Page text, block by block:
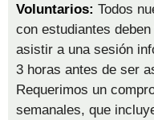
Voluntarios: Todos
con estudiantes
asistir a una sesión
3 horas antes de ser
Requerimos un
semanales, que